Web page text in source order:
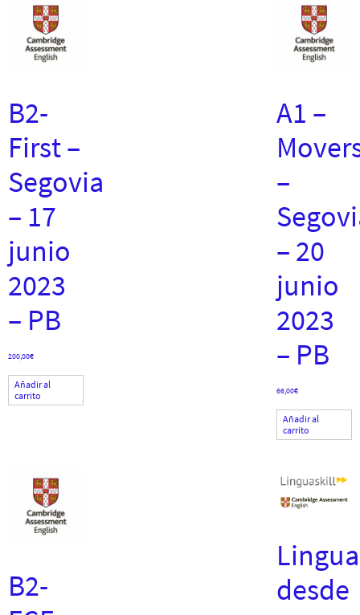
B2-
First –
Segovia
– 17
junio
2023
– PB
200,00€
Añadir al
carrito
A1 –
–
– 20
junio
2023
– PB
66,00€
Añadir al
carrito
B2-
desde